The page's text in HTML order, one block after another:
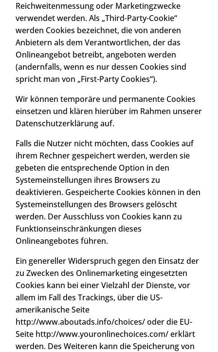
Reichweitenmessung oder Marketingzwecke
verwendet werden. Als „Third-Party-Cookie“
werden Cookies bezeichnet, die von anderen
Anbietern als dem Verantwortlichen, der das
Onlineangebot betreibt, angeboten werden
(andernfalls, wenn es nur dessen Cookies sind
spricht man von „First-Party Cookies“).
Wir können temporäre und permanente Cookies
einsetzen und klären hierüber im Rahmen unserer
Datenschutzerklärung auf.
Falls die Nutzer nicht möchten, dass Cookies auf
ihrem Rechner gespeichert werden, werden sie
gebeten die entsprechende Option in den
Systemeinstellungen ihres Browsers zu
deaktivieren. Gespeicherte Cookies können in den
Systemeinstellungen des Browsers gelöscht
werden. Der Ausschluss von Cookies kann zu
Funktionseinschränkungen dieses
Onlineangebotes führen.
Ein genereller Widerspruch gegen den Einsatz der
zu Zwecken des Onlinemarketing eingesetzten
Cookies kann bei einer Vielzahl der Dienste, vor
allem im Fall des Trackings, über die US-
amerikanische Seite
http://www.aboutads.info/choices/ oder die EU-
Seite http://www.youronlinechoices.com/ erklärt
werden. Des Weiteren kann die Speicherung von